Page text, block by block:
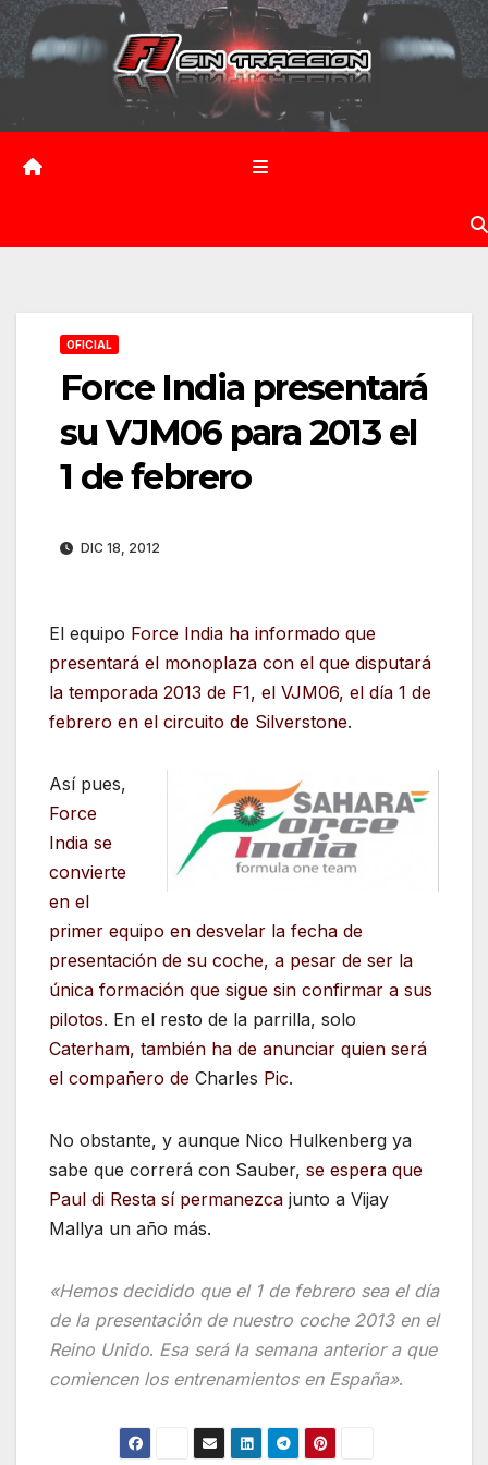
Saltar
contenido
OFICIAL
Force India presentará
su VJM06 para 2013 el
1 de febrero
DIC 18, 2012
El equipo Force India ha informado que
presentará el monoplaza con el que disputará
la temporada 2013 de F1, el VJM06, el día 1 de
febrero en el circuito de Silverstone.
Así pues,
Force
India se
convierte
en el
primer equipo en desvelar la fecha de
presentación de su coche, a pesar de ser la
única formación que sigue sin confirmar a sus
pilotos. En el resto de la parrilla, solo
Caterham, también ha de anunciar quien será
el compañero de Charles Pic.
No obstante, y aunque Nico Hulkenberg ya
sabe que correrá con Sauber, se espera que
Paul di Resta sí permanezca junto a Vijay
Mallya un año más.
«Hemos decidido que el 1 de febrero sea el día
de la presentación de nuestro coche 2013 en el
Reino Unido. Esa será la semana anterior a que
comiencen los entrenamientos en España».